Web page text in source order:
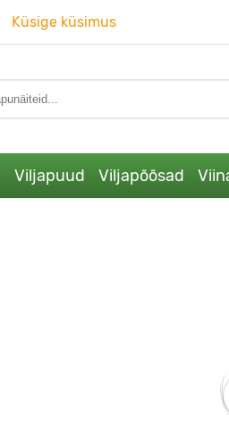
Küsige küsimus
Viljapuud Viljapõõsad